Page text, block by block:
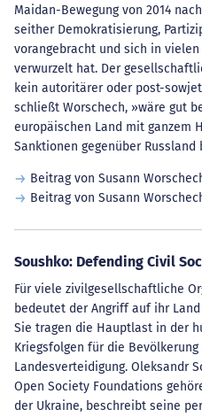
Maidan-Bewegung von 2014
seither Demokratisierung,
vorangebracht und sich in
verwurzelt hat. Der
kein autoritärer oder post-
schließt Worschech, »wäre gut
europäischen Land mit ganzem
Sanktionen gegenüber Russland
Beitrag von Susann
Beitrag von Susann
Soushko: Defending Civil
Für viele zivilgesellschaftliche
bedeutet der Angriff auf ihr
Sie tragen die Hauptlast in der
Kriegsfolgen für die
Landesverteidigung. Oleksandr
Open Society Foundations
der Ukraine, beschreibt seine